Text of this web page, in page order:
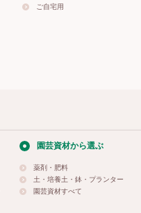
ご自宅用
園芸資材から選ぶ
薬剤・肥料
土・培養土・鉢・プランター
園芸資材すべて